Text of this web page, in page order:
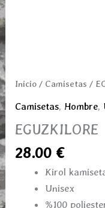
Inicio / Camisetas /
Camisetas, Hombre,
EGUZKILORE
28.00 €
Kirol
Unisex
%100